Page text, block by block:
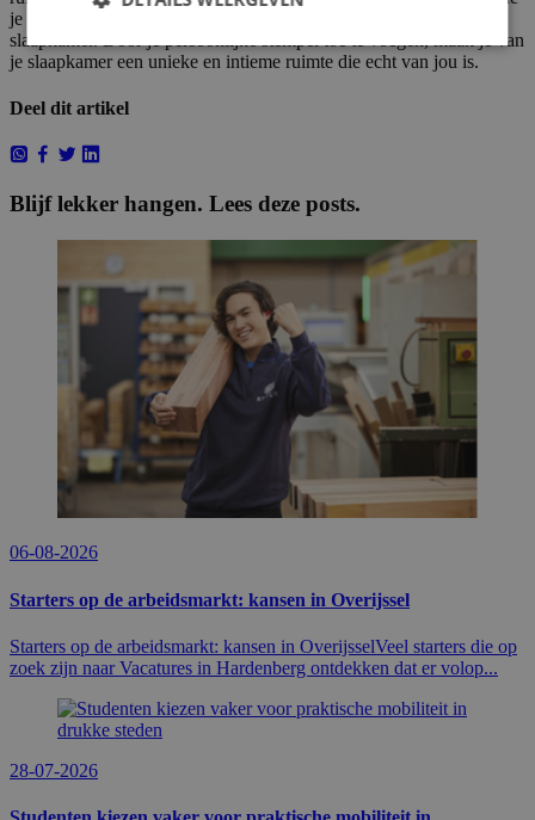
je gelukkig maken en die passen bij de algehele stijl van je
slaapkamer. Door je persoonlijke stempel toe te voegen, maak je van
je slaapkamer een unieke en intieme ruimte die echt van jou is.
Deel dit artikel
Blijf lekker hangen. Lees deze posts.
06-08-2026
Starters op de arbeidsmarkt: kansen in Overijssel
Starters op de arbeidsmarkt: kansen in OverijsselVeel starters die op
zoek zijn naar Vacatures in Hardenberg ontdekken dat er volop...
28-07-2026